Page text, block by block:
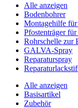
Alle anzeigen
Bodenbohrer
Montagehilfe für
Pfostenträger
Rohrschelle zur
GALVA-Spray
Reparaturspray
Alle anzeigen
Basisartikel
Zubehör